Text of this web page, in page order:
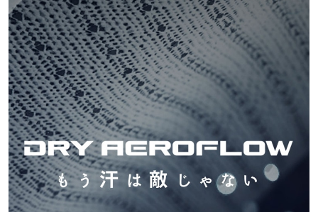
取扱店一覧
サイズ
XS、S、M、L、XL、2XL
カラー
01：ホワイト
09：ブラック
14：ドレスネイビー